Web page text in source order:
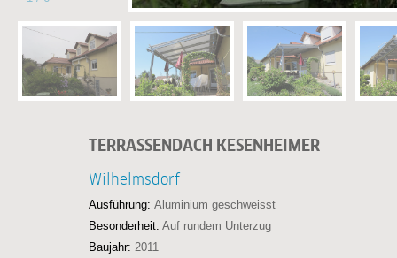
TERRASSENDACH KESENHEIMER
Wilhelmsdorf
Ausführung: Aluminium geschweisst
Besonderheit: Auf rundem Unterzug
Baujahr: 2011